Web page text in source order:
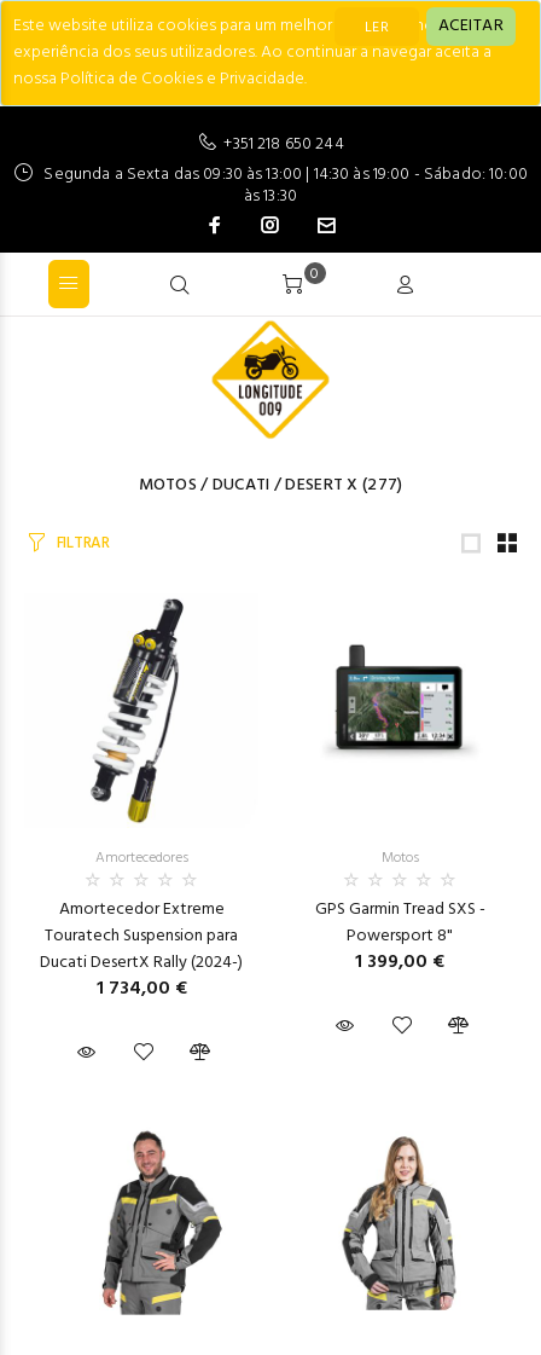
Este website utiliza cookies para um melhor desempenho e
experiência dos seus utilizadores. Ao continuar a navegar aceita a
nossa Política de Cookies e Privacidade.
LER ACEITAR
+351 218 650 244
Segunda a Sexta das 09:30 às 13:00 | 14:30 às 19:00 - Sábado: 10:00
às 13:30
0
MOTOS/DUCATI/DESERT X (277)
FILTRAR
Amortecedores
Amortecedor Extreme
Touratech Suspension para
Ducati DesertX Rally (2024-)
1 734,00 €
Motos
GPS Garmin Tread SXS -
Powersport 8"
1 399,00 €